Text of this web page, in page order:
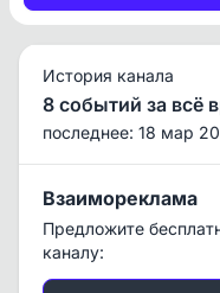
История канала
8 событий за всё
последнее: 18 мар
Взаимореклама
Предложите
каналу: